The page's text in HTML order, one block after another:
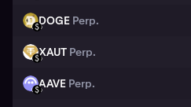
DOGE
USDDOGE Perp.
XAUT
USDXAUT Perp.
AAVE
USDAAVE Perp.